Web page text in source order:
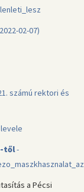
02-07)
számú rektori és
től-
a Pécsi